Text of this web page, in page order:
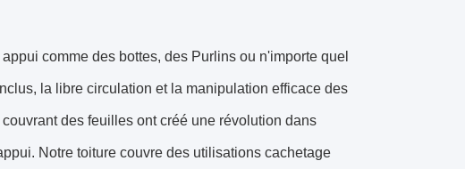
comme des bottes, des Purlins ou n'importe quel
la libre circulation et la manipulation efficace des
des feuilles ont créé une révolution dans
Notre toiture couvre des utilisations cachetage